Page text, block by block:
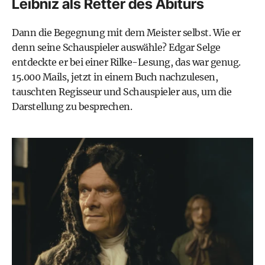
Leibniz als Retter des Abiturs
Dann die Begegnung mit dem Meister selbst. Wie er
denn seine Schauspieler auswähle? Edgar Selge
entdeckte er bei einer Rilke-Lesung, das war genug.
15.000 Mails, jetzt in einem Buch nachzulesen,
tauschten Regisseur und Schauspieler aus, um die
Darstellung zu besprechen.